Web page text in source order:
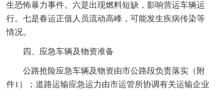
生恐怖暴力事件。六是出现燃料短缺，影响营运车辆运
行。七是春运正值人员流动高峰，可能发生疾病传染等
情况。
四、应急车辆及物资准备
公路抢险应急车辆及物资由市公路段负责落实（附
件1）；道路运输应急运力由市运管所协调有关运输企业